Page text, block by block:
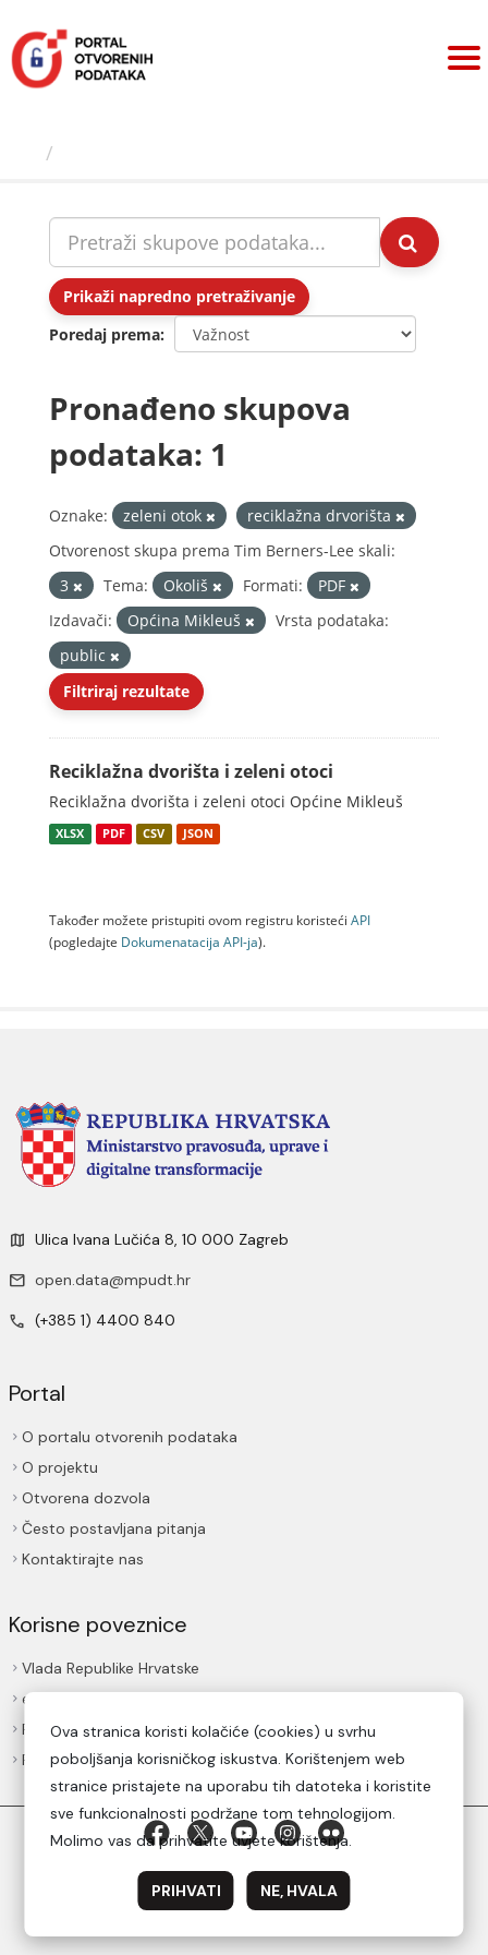
sadržaj
Prikaži napredno pretraživanje
Poredaj prema
Pronađeno skupova
podataka: 1
Oznake: zeleni otok
reciklažna drvorišta
Otvorenost skupa prema Tim Berners-Lee skali:
3
Tema: Okoliš Formati:
PDF
Izdavači:
Općina Mikleuš
Vrsta podataka:
public
Filtriraj rezultate
Reciklažna dvorišta i zeleni otoci
Reciklažna dvorišta i zeleni otoci Općine Mikleuš
XLSX PDF CSV JSON
Također možete pristupiti ovom registru koristeći API
(pogledajte Dokumenаtаcijа API-jа).